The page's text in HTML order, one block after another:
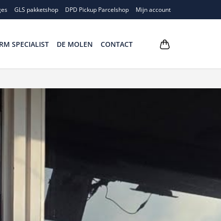
GLS pakketshop DPD Pickup Parcelshop Mijn account
SPECIALIST DE MOLEN CONTACT